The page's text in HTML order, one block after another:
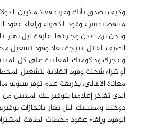
وكيف نصدق بأنك وفرت فعلا ملايين
مناقصات شراء وقود الكهرباء وإلغاء عقود
ونحن نرى عدن وجاراتها، غارقة ليل نهار،
الصيف القاتل، نتيجة نفاذ وقود تشغيل
وعجزك وحكومتك المفلسة على كل
أو شراء شحنة وقود انقاذية لتشغيل
معاناة الاهالي، بذريعة عدم توفر سيولة
الذي تفاخر إعلاميا يتوفير تلك الملايين من
دوختنا ومطبليك، ليل نهار، بانجازات
الوقود وإلغاء عقود محطات الطاقة